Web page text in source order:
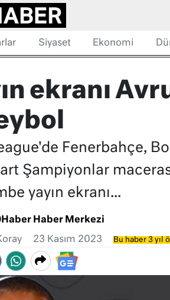
Siyaset Ekonomi
ekranı
Fenerbahçe,
Şampiyonlar
yayın ekranı...
Haber Merkezi
23 Kasım 2023 Bu haber 3 yıl